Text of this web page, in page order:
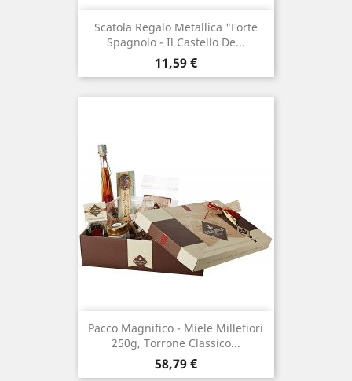
Scatola Regalo Metallica "Forte
Spagnolo - Il Castello De...
Prezzo
11,59 €
Pacco Magnifico - Miele Millefiori
250g, Torrone Classico...
Prezzo
58,79 €